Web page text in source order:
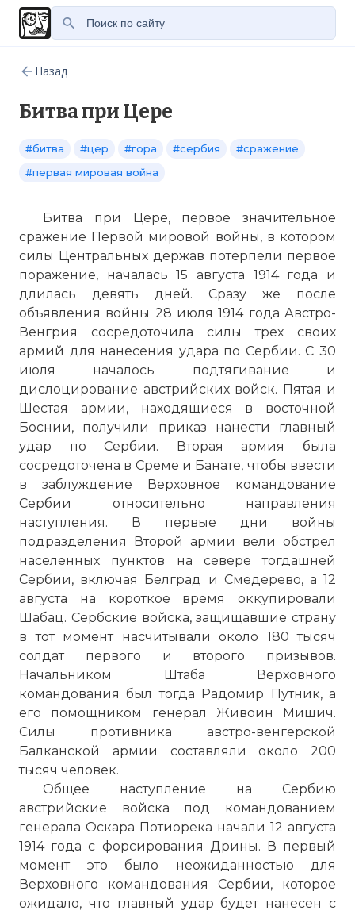
Назад
Битва при Цере
#битва #цер #гора #сербия
#сражение
#первая мировая война
Битва при Цере, первое значительное
сражение Первой мировой войны, в котором
силы Центральных держав потерпели первое
поражение, началась 15 августа 1914 года и
длилась девять дней. Сразу же после
объявления войны 28 июля 1914 года Австро-
Венгрия сосредоточила силы трех своих
армий для нанесения удара по Сербии. С 30
июля началось подтягивание и
дислоцирование австрийских войск. Пятая и
Шестая армии, находящиеся в восточной
Боснии, получили приказ нанести главный
удар по Сербии. Вторая армия была
сосредоточена в Среме и Банате, чтобы ввести
в заблуждение Верховное командование
Сербии относительно направления
наступления. В первые дни войны
подразделения Второй армии вели обстрел
населенных пунктов на севере тогдашней
Сербии, включая Белград и Смедерево, а 12
августа на короткое время оккупировали
Шабац. Сербские войска, защищавшие страну
в тот момент насчитывали около 180 тысяч
солдат первого и второго призывов.
Начальником Штаба Верховного
командования был тогда Радомир Путник, а
его помощником генерал Живоин Мишич.
Силы противника австро-венгерской
Балканской армии составляли около 200
тысяч человек.
Общее наступление на Сербию
австрийские войска под командованием
генерала Оскара Потиорека начали 12 августа
1914 года с форсирования Дрины. В первый
момент это было неожиданностью для
Верховного командования Сербии, которое
ожидало, что главный удар будет нанесен с